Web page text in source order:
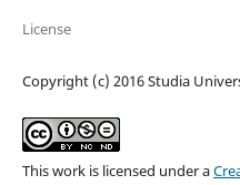
License
Copyright (c) 2016 Studia
This work is licensed under a